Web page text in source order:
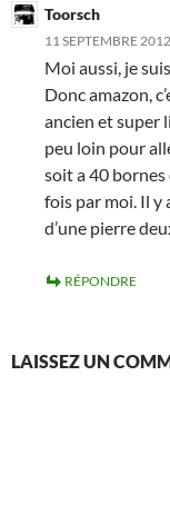
Toorsch
11 SEPTEMBRE
Moi aussi, je
Donc amazon,
ancien et super
peu loin pour
soit a 40 bornes
fois par moi. Il y
d’une pierre
RÉPONDRE
LAISSEZ UN